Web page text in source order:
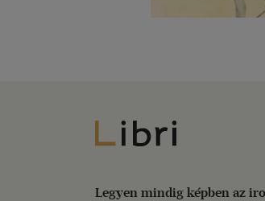
Libri
Legyen mindig képben az